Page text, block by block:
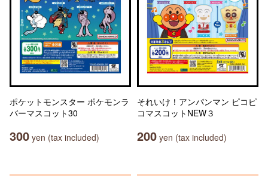
ポケットモンスター ポケモンラ
バーマスコット30
300 yen (tax included)
それいけ！アンパンマン ピコピ
コマスコットNEW３
200 yen (tax included)